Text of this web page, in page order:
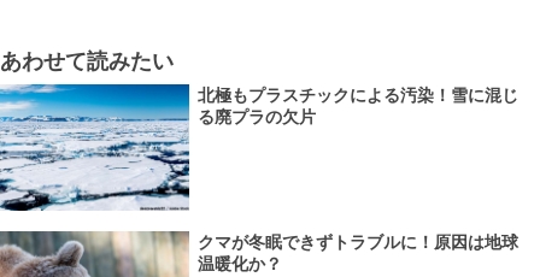
あわせて読みたい
北極もプラスチックによる汚染！雪に混じ
る廃プラの欠片
クマが冬眠できずトラブルに！原因は地球
温暖化か？